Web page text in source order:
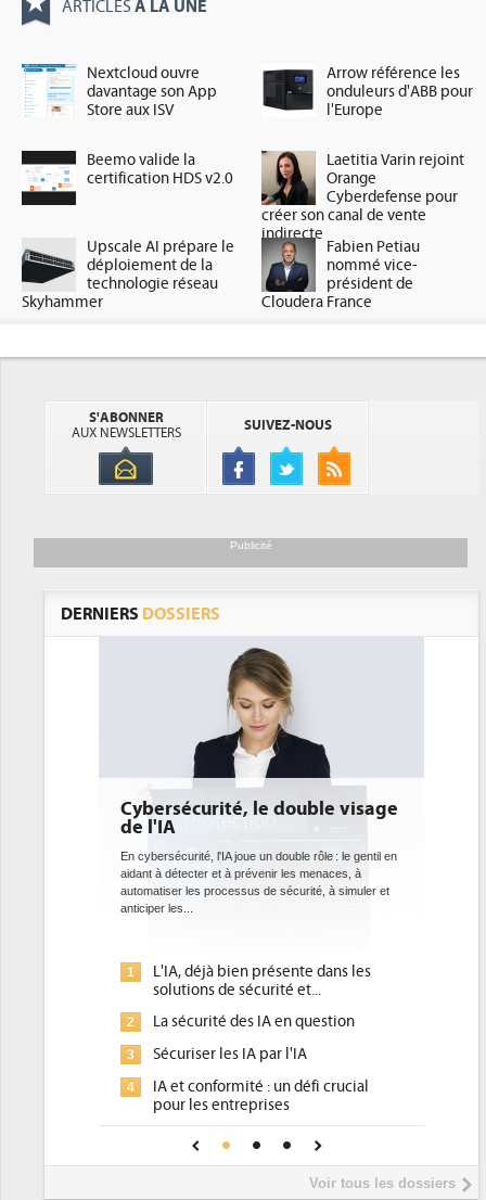
ARTICLES À LA UNE
Nextcloud ouvre
davantage son App
Store aux ISV
Arrow référence les
onduleurs d'ABB pour
l'Europe
Beemo valide la
certification HDS v2.0
Laetitia Varin rejoint
Orange
Cyberdefense pour
créer son canal de vente
indirecte
Upscale AI prépare le
déploiement de la
technologie réseau
Skyhammer
Fabien Petiau
nommé vice-
président de
Cloudera France
S'ABONNER
AUX NEWSLETTERS
SUIVEZ-NOUS
Publicité
DERNIERS DOSSIERS
double visage
un double rôle : le gentil en
de sécurité, à simuler et
DEE: l'efficacité énergétique
bientôt une obligation pour les
datacenters
Des datacenters plus durables et plus efficaces, c'est
ce que recherchent les pouvoirs publics européens
1
Qu'est-ce que la DEE (directive
d'efficacité énergétique) ?
2
DEE, une pression administrative
place pour répondre à...
Phocea DC dans les cordes pour la
DEE
Interview de Fabrice Coquio,
président de Digital Realty...
Voir tous les dossiers